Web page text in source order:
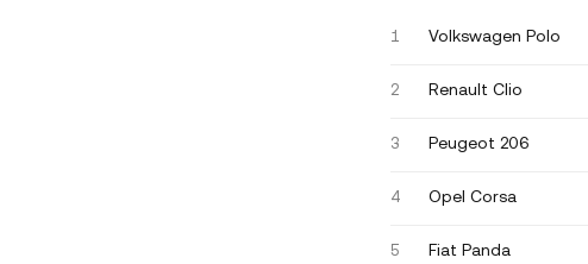
1 Volkswagen Polo
2 Renault Clio
3 Peugeot 206
4 Opel Corsa
5 Fiat Panda